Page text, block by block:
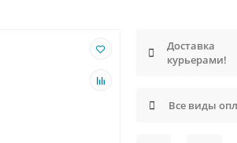
Доставка
курьерами!
Все виды